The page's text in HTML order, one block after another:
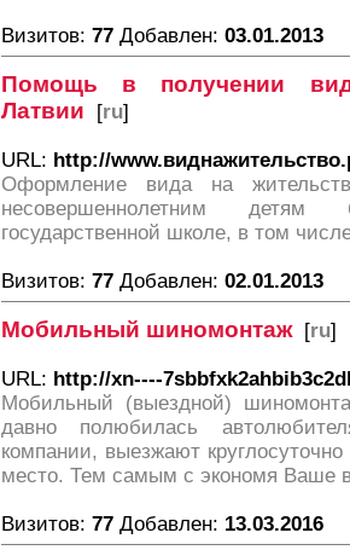
Визитов: 77 Добавлен: 03.01.2013
Помощь в получении
Латвии [ru]
URL: http://
Оформление вида на
несовершеннолетним
государственной школе, в том
Визитов: 77 Добавлен: 02.01.2013
Мобильный шиномонтаж[ru]
URL: http://xn----
Мобильный (выездной)
давно полюбилась
компании, выезжают
место. Тем самым с экономя Ваше
Визитов: 77 Добавлен: 13.03.2016